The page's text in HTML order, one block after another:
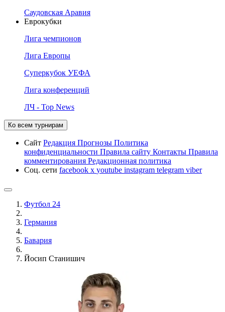
Саудовская Аравия
Еврокубки
Лига чемпионов
Лига Европы
Суперкубок УЕФА
Лига конференций
ЛЧ - Top News
Ко всем турнирам
Сайт Редакция Прогнозы Политика
конфиденциальности Правила сайту Контакты Правила
комментирования Редакционная политика
Соц. сети facebook x youtube instagram telegram viber
Футбол 24
Германия
Бавария
Йосип Станишич